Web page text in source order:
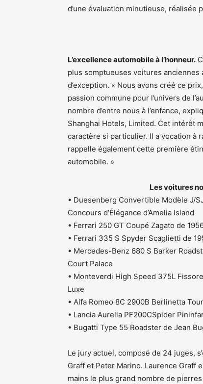
d’une évaluation minutieuse, réalisée
L’excellence automobile à l’honneur.
plus somptueuses voitures
d’exception. « Nous avons créé ce
passion commune pour l’univers de
nombre d’entre nous à l’enfance,
Shanghai Hotels, Limited. Cet intérêt
caractère si particulier. Il a vocation à
rappelle également cette première
automobile. »
Les voitures
• Duesenberg Convertible Modèle J/
Concours d’Élégance d’Amelia Island
• Ferrari 250 GT Coupé Zagato de
• Ferrari 335 S Spyder Scaglietti de
• Mercedes-Benz 680 S Barker
Court Palace
• Monteverdi High Speed 375L
Luxe
• Alfa Romeo 8C 2900B Berlinetta
• Lancia Aurelia PF200CSpider
• Bugatti Type 55 Roadster de Jean
Le jury actuel, composé de 24 juges,
Graff et Peter Marino. Laurence Graff
mains le plus grand nombre de